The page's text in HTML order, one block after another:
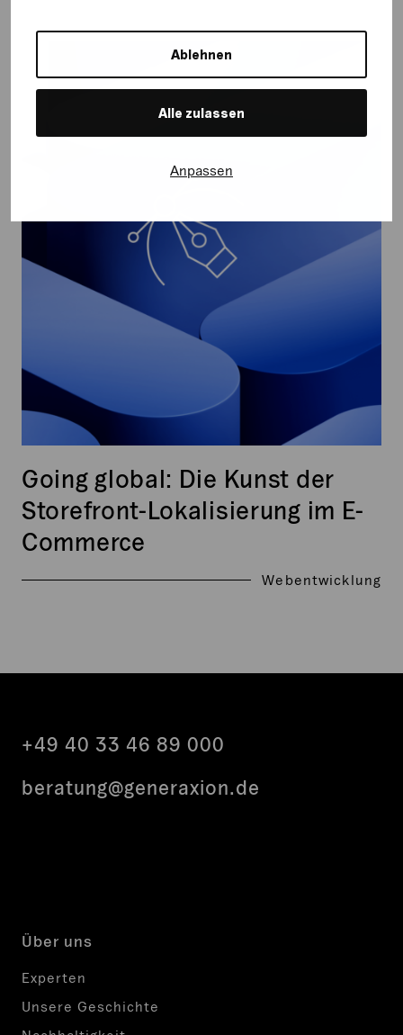
Ablehnen
Alle zulassen
Anpassen
global:
Die
der
E-
Webentwicklung
Going global: Die Kunst der
Storefront-Lokalisierung im E-
Commerce
+49 40 33 46 89 000
beratung@generaxion.de
Über uns
Experten
Unsere Geschichte